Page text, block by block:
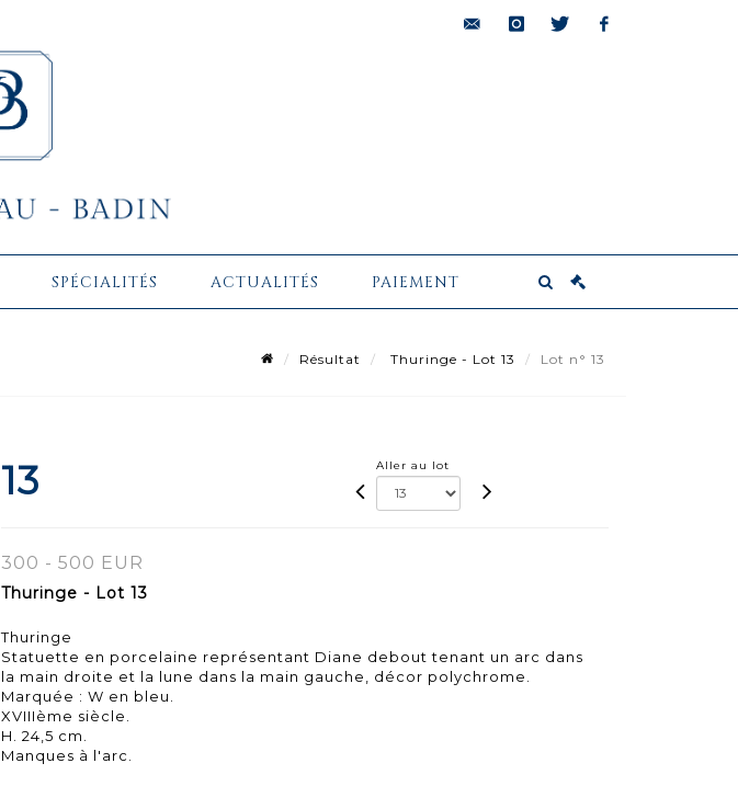
SPÉCIALITÉS ACTUALITÉS PAIEMENT
Résultat Thuringe - Lot 13 Lot n° 13
13 Aller au lot
300 - 500 EUR
Thuringe - Lot 13
Thuringe
Statuette en porcelaine représentant Diane debout tenant un arc dans
la main droite et la lune dans la main gauche, décor polychrome.
Marquée : W en bleu.
XVIIIème siècle.
H. 24,5 cm.